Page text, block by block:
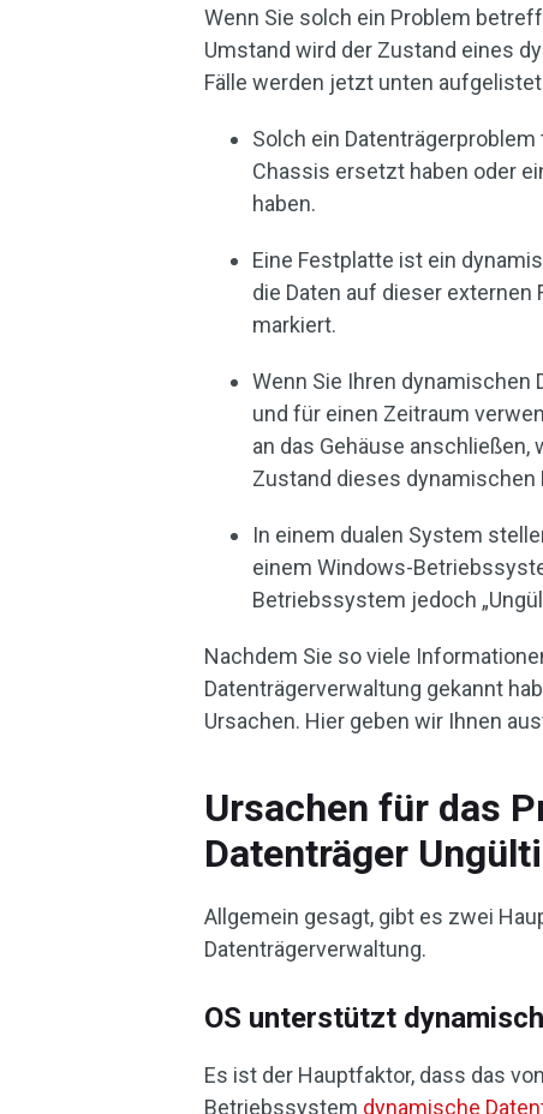
Wenn Sie solch ein Problem
Umstand wird der Zustand eines
Fälle werden jetzt unten
Solch ein
Chassis ersetzt haben oder
haben.
Eine Festplatte ist ein
die Daten auf dieser externen
markiert.
Wenn Sie Ihren
und für einen Zeitraum
an das Gehäuse
Zustand dieses dynamischen
In einem dualen System
einem Windows-
Betriebssystem jedoch
Nachdem Sie so viele
Datenträgerverwaltung gekannt
Ursachen. Hier geben wir Ihnen
Ursachen für das
Datenträger
Allgemein gesagt, gibt es zwei
Datenträgerverwaltung.
OS unterstützt
Es ist der Hauptfaktor, dass das
Betriebssystem dynamische